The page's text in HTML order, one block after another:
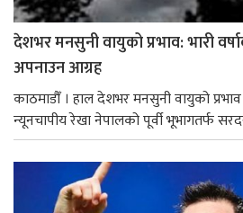
देशभर मनसुनी वायुको प्रभाव: भारी
अपनाउन आग्रह
काठमाडौँ । हाल देशभर मनसुनी वायुको
न्यूनचापीय रेखा नेपालको पूर्वी भूभागतर्फ